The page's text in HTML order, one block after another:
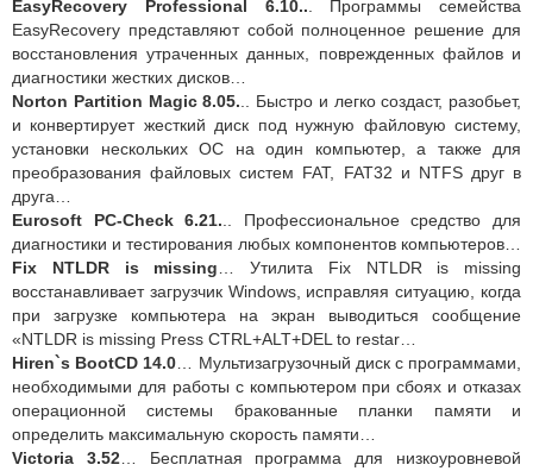
EasyRecovery Professional 6.10... Программы семейства
EasyRecovery представляют собой полноценное решение для
восстановления утраченных данных, поврежденных файлов и
диагностики жестких дисков…
Norton Partition Magic 8.05... Быстро и легко создаст, разобьет,
и конвертирует жесткий диск под нужную файловую систему,
установки нескольких ОС на один компьютер, а также для
преобразования файловых систем FAT, FAT32 и NTFS друг в
друга…
Eurosoft PC-Check 6.21... Профессиональное средство для
диагностики и тестирования любых компонентов компьютеров…
Fix NTLDR is missing… Утилита Fix NTLDR is missing
восстанавливает загрузчик Windows, исправляя ситуацию, когда
при загрузке компьютера на экран выводиться сообщение
«NTLDR is missing Press CTRL+ALT+DEL to restar…
Hiren`s BootCD 14.0… Мультизагрузочный диск с программами,
необходимыми для работы с компьютером при сбоях и отказах
операционной системы бракованные планки памяти и
определить максимальную скорость памяти…
Victoria 3.52… Бесплатная программа для низкоуровневой